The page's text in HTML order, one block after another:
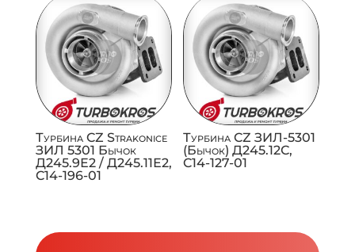
Турбина CZ Strakonice
ЗИЛ 5301 Бычок
Д245.9Е2 / Д245.11Е2,
C14-196-01
Турбина CZ ЗИЛ-5301
(Бычок) Д245.12С,
C14-127-01